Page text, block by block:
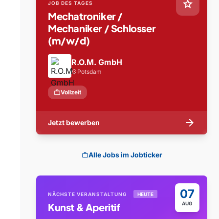
star
JOB DES TAGES
Mechatroniker /
Mechaniker / Schlosser
(m/w/d)
R.O.M. GmbH
location_on Potsdam
workVollzeit
Jetzt bewerben arrow_forward
workAlle Jobs im Jobticker
07
AUG
NÄCHSTE VERANSTALTUNG HEUTE
Kunst & Aperitif